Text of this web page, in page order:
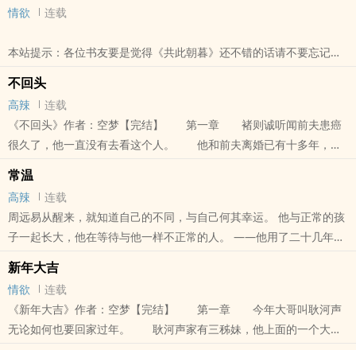
情欲 连载
本站提示：各位书友要是觉得《共此朝暮》还不错的话请不要忘记向
不回头
高辣
连载
《不回头》作者：空梦【完结】 第一章 褚则诚听闻前夫患癌
很久了，他一直没有去看这个人。 他和前夫离婚已有十多年，这
光无情，当年离..
本站提示：各位书友要是觉得《不回头》还不错的话请不要忘记向您
QQ群和微博里的朋友推荐哦！
常温
高辣
连载
周远易从醒来，就知道自己的不同，与自己何其幸运。 他与正常的孩
子一起长大，他在等待与他一样不正常的人。 ——他用了二十几年，
终于让他一辈子都不可能把他忘记。 ——而葛孚川这么多年都不知道
他..
本站提示：各位书友要是觉得《常温》还不错的话请不要忘记向您QQ
群和微博里的朋友推荐哦！
新年大吉
情欲
连载
《新年大吉》作者：空梦【完结】 第一章 今年大哥叫耿河声
无论如何也要回家过年。 耿河声家有三秭妹，他上面的一个大